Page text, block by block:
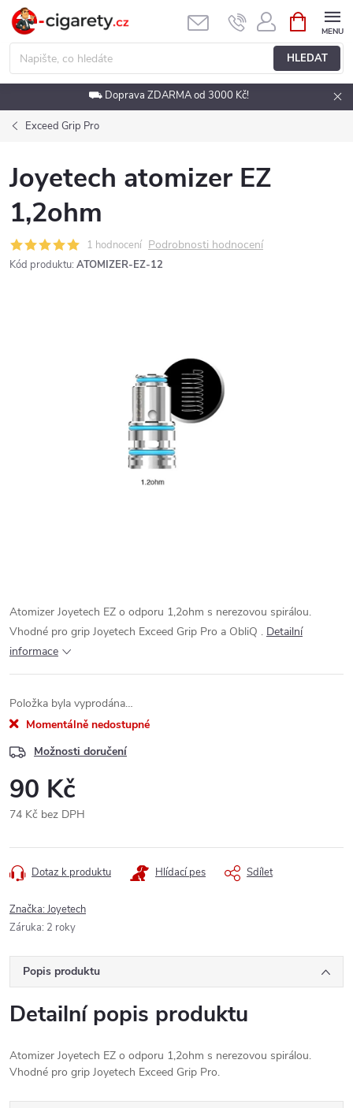
Přejít
obsah
HLEDAT
NÁKUPNÍ
KOŠÍK
⛟ Doprava ZDARMA od 3000 Kč!
Exceed Grip Pro
Joyetech atomizer EZ
1,2ohm
1 hodnocení Podrobnosti hodnocení
Kód produktu: ATOMIZER-EZ-12
Atomizer Joyetech EZ o odporu 1,2ohm s nerezovou spirálou.
Vhodné pro grip Joyetech Exceed Grip Pro a ObliQ . Detailní
informace
Položka byla vyprodána…
Momentálně nedostupné
Možnosti doručení
90 Kč
74 Kč bez DPH
cena:
Dotaz k produktu Hlídací pes Sdílet
Značka:Joyetech
Záruka: 2 roky
Popis produktu
Detailní popis produktu
Atomizer Joyetech EZ o odporu 1,2ohm s nerezovou spirálou.
Vhodné pro grip Joyetech Exceed Grip Pro.